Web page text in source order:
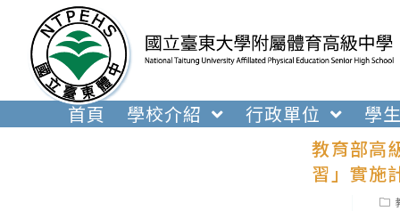
內
首頁 學校介紹 行政單位 學
教育部高
習」實施